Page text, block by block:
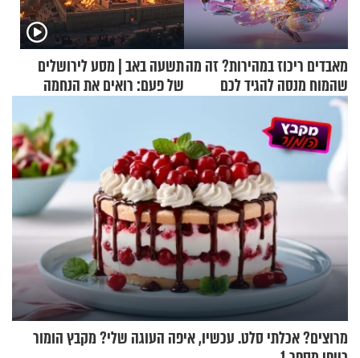
מאבדים ריכוז במהירות? זה מה
שהמוח מנסה להגיד לכם
תשעה באב | מסע לירושלים
של פעם: רואים את הנחמה
מרוצים? אכלתי סלט. עכשיו, איפה העוגה שלי? מקבץ הומור